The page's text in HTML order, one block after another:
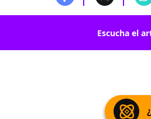
Escucha el